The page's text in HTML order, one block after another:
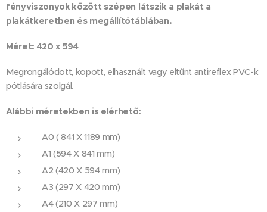
fényviszonyok között szépen látszik a plakát a
plakátkeretben és megállítótáblában.
Méret: 420 x 594
Megrongálódott, kopott, elhasznált vagy eltűnt antireflex PVC-k
pótlására szolgál.
Alábbi méretekben is elérhető:
A0 ( 841 X 1189 mm)
A1 (594 X 841 mm)
A2 (420 X 594 mm)
A3 (297 X 420 mm)
A4 (210 X 297 mm)